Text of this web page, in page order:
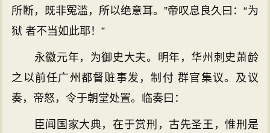
所断，既非冤滥，所以绝意耳。”帝叹息良久曰：“为
狱 者不当如此耶！”
永徽元年，为御史大夫。明年，华州刺史萧龄
之以前任广州都督赃事发，制付 群官集议。及议
奏，帝怒，令于朝堂处置。临奏曰：
臣闻国家大典，在于赏刑，古先圣王，惟刑是